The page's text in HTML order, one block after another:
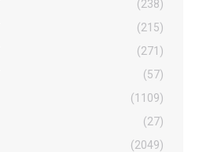
(238)
(215)
(271)
(57)
(1109)
(27)
(2049)